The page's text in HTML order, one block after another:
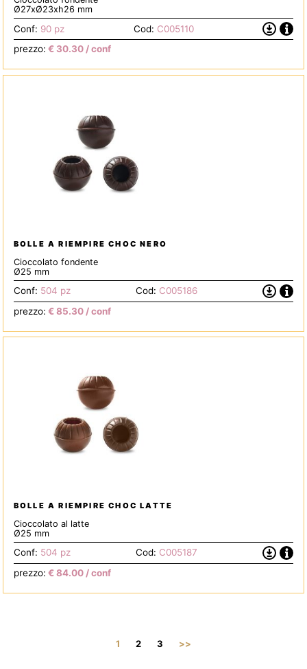
Ø27xØ23xh26 mm
Conf: 90 pz Cod: C005110
Scarica
la
prezzo: € 30.30/ conf
BOLLE A RIEMPIRE CHOC NERO
Cioccolato fondente
Ø25 mm
Conf: 504 pz Cod: C005186
Scarica
la
prezzo: €85.30/ conf
BOLLE A RIEMPIRE CHOC LATTE
Cioccolato al latte
Ø25 mm
Conf: 504 pz Cod: C005187
Scarica
la
prezzo: €84.00/ conf
1 2 3 >>